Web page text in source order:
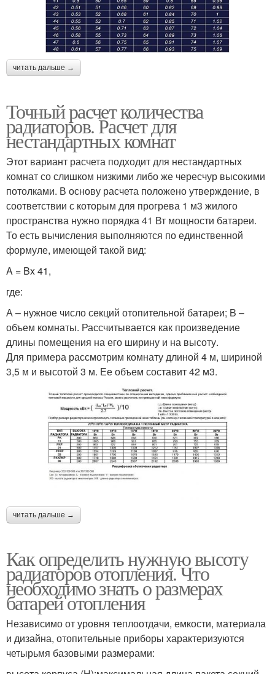
читать дальше →
Точный расчет количества
радиаторов. Расчет для
нестандартных комнат
Этот вариант расчета подходит для нестандартных
комнат со слишком низкими либо же чересчур высокими
потолками. В основу расчета положено утверждение, в
соответствии с которым для прогрева 1 м3 жилого
пространства нужно порядка 41 Вт мощности батареи.
То есть вычисления выполняются по единственной
формуле, имеющей такой вид:
A = Bx 41,
где:
А – нужное число секций отопительной батареи; B –
объем комнаты. Рассчитывается как произведение
длины помещения на его ширину и на высоту.
Для примера рассмотрим комнату длиной 4 м, шириной
3,5 м и высотой 3 м. Ее объем составит 42 м3.
читать дальше →
Как определить нужную высоту
радиаторов отопления. Что
необходимо знать о размерах
батарей отопления
Независимо от уровня теплоотдачи, емкости, материала
и дизайна, отопительные приборы характеризуются
четырьмя базовыми размерами: